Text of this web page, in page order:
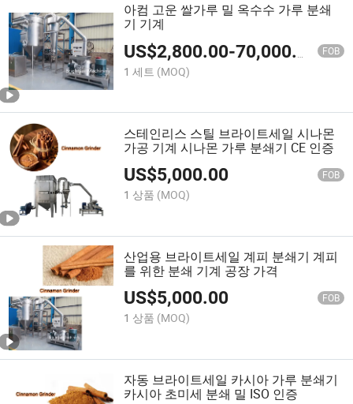
아컴 고운 쌀가루 밀 옥수수 가루 분쇄
기 기계
US$2,800.00-70,000.00 FOB
1 세트 (MOQ)
스테인리스 스틸 브라이트세일 시나몬
가공 기계 시나몬 가루 분쇄기 CE 인증
US$5,000.00 FOB
1 상품 (MOQ)
산업용 브라이트세일 계피 분쇄기 계피
를 위한 분쇄 기계 공장 가격
US$5,000.00 FOB
1 상품 (MOQ)
자동 브라이트세일 카시아 가루 분쇄기
카시아 초미세 분쇄 밀 ISO 인증